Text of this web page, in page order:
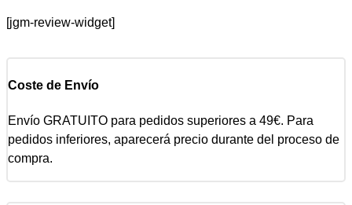
[jgm-review-widget]
Coste de Envío
Envío GRATUITO para pedidos superiores a 49€. Para
pedidos inferiores, aparecerá precio durante del proceso de
compra.